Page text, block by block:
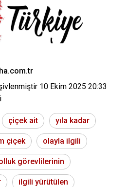
10 Ekim 2025 20:33
çiçek ait yıla kadar
çiçek olayla ilgili
görevlilerinin
ilgili yürütülen